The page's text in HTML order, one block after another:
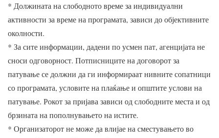
* Должината на слободното време за индивидуални
активности за време на програмата, зависи до објективните
околности.
* За сите информации, дадени по усмен пат, агенцијата не
сноси одговорност. Потписниците на договорот за
патување се должни да ги информираат нивните сопатници
со програмата, условите на плаќање и општите услови на
патување. Рокот за пријава зависи од слободните места и од
брзината на пополнувањето на истите.
* Организаторот не може да влијае на сместувањето во